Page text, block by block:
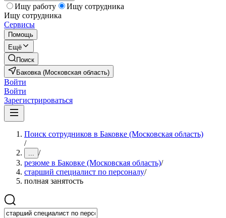
Ищу работу
Ищу сотрудника
Ищу сотрудника
Сервисы
Помощь
Ещё
Поиск
Баковка (Московская область)
Войти
Войти
Зарегистрироваться
Поиск сотрудников в Баковке (Московская область)
/
... /
резюме в Баковке (Московская область)/
старший специалист по персоналу/
полная занятость